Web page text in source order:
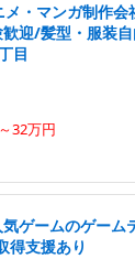
メ・マンガ制作
迎/髪型・服装
目
32万円
ゲームのゲーム
得支援あり